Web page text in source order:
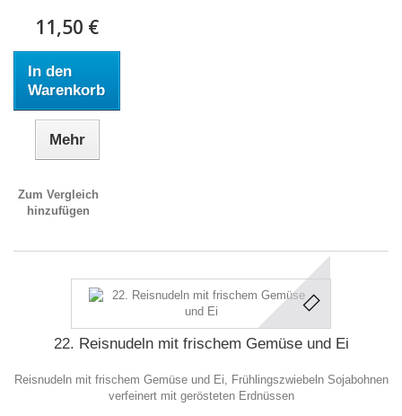
11,50 €
In den
Warenkorb
Mehr
Zum Vergleich
hinzufügen
22. Reisnudeln mit frischem Gemüse und Ei
Reisnudeln mit frischem Gemüse und Ei, Frühlingszwiebeln Sojabohnen
verfeinert mit gerösteten Erdnüssen